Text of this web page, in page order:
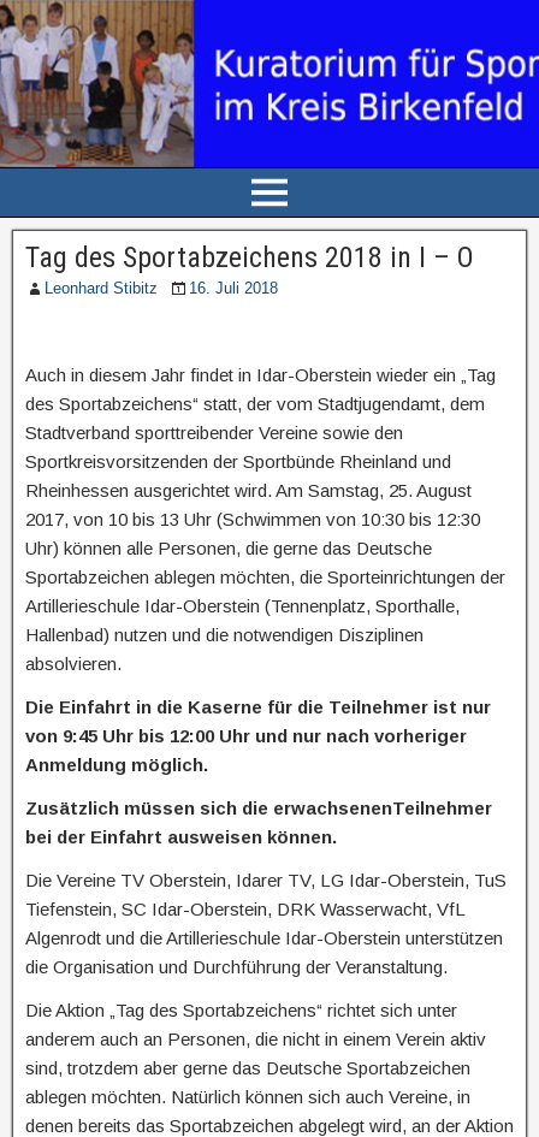
Tag des Sportabzeichens 2018 in I – O
Leonhard Stibitz 16. Juli 2018
Auch in diesem Jahr findet in Idar-Oberstein wieder ein „Tag
des Sportabzeichens“ statt, der vom Stadtjugendamt, dem
Stadtverband sporttreibender Vereine sowie den
Sportkreisvorsitzenden der Sportbünde Rheinland und
Rheinhessen ausgerichtet wird. Am Samstag, 25. August
2017, von 10 bis 13 Uhr (Schwimmen von 10:30 bis 12:30
Uhr) können alle Personen, die gerne das Deutsche
Sportabzeichen ablegen möchten, die Sporteinrichtungen der
Artillerieschule Idar-Oberstein (Tennenplatz, Sporthalle,
Hallenbad) nutzen und die notwendigen Disziplinen
absolvieren.
Die Einfahrt in die Kaserne für die Teilnehmer ist nur
von 9:45 Uhr bis 12:00 Uhr und nur nach vorheriger
Anmeldung möglich.
Zusätzlich müssen sich die erwachsenenTeilnehmer
bei der Einfahrt ausweisen können.
Die Vereine TV Oberstein, Idarer TV, LG Idar-Oberstein, TuS
Tiefenstein, SC Idar-Oberstein, DRK Wasserwacht, VfL
Algenrodt und die Artillerieschule Idar-Oberstein unterstützen
die Organisation und Durchführung der Veranstaltung.
Die Aktion „Tag des Sportabzeichens“ richtet sich unter
anderem auch an Personen, die nicht in einem Verein aktiv
sind, trotzdem aber gerne das Deutsche Sportabzeichen
ablegen möchten. Natürlich können sich auch Vereine, in
denen bereits das Sportabzeichen abgelegt wird, an der Aktion